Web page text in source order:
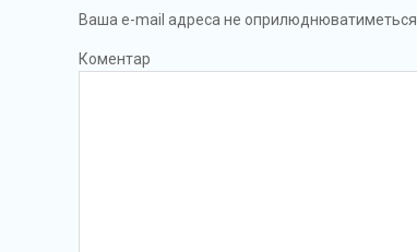
Ваша e-mail адреса не оприлюднюватиметься.
Коментар